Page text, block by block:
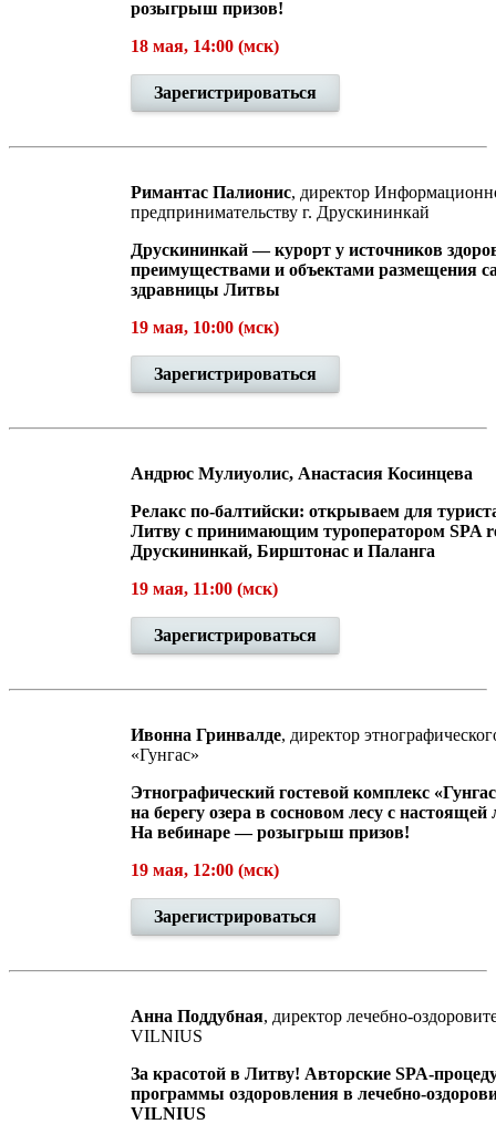
розыгрыш призов!
18 мая, 14:00 (мск)
Зарегистрироваться
Римантас Палионис, директор
предпринимательству г. Друскининкай
Друскининкай — курорт у источников
преимуществами и объектами размещения
здравницы Литвы
19 мая, 10:00 (мск)
Зарегистрироваться
Андрюс Мулиуолис, Анастасия Косинцева
Релакс по-балтийски: открываем для
Литву с принимающим туроператором SPA
Друскининкай, Бирштонас и Паланга
19 мая, 11:00 (мск)
Зарегистрироваться
Ивонна Гринвалде, директор
«Гунгас»
Этнографический гостевой комплекс
на берегу озера в сосновом лесу с
На вебинаре — розыгрыш призов!
19 мая, 12:00 (мск)
Зарегистрироваться
Анна Поддубная, директор лечебно-
VILNIUS
За красотой в Литву! Авторские SPA-
программы оздоровления в лечебно-
VILNIUS